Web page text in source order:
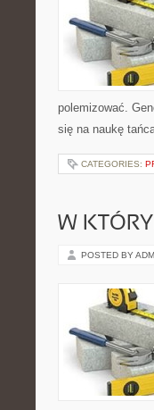
polemizować.
się na naukę
CATEGORIES:
W
POSTED BY